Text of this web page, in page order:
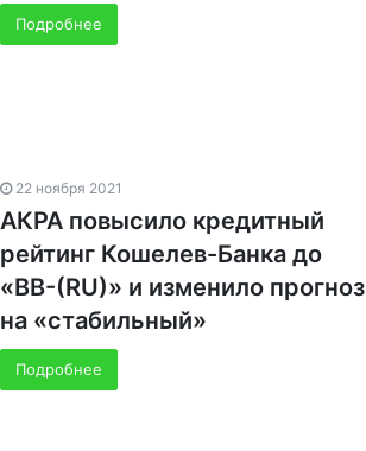
Подробнее
22 ноября 2021
АКРА повысило кредитный
рейтинг Кошелев-Банка до
«BB-(RU)» и изменило прогноз
на «стабильный»
Подробнее